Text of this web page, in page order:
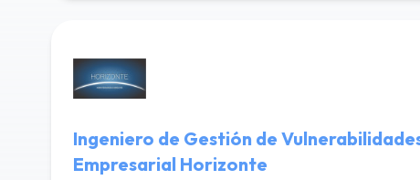
Ingeniero de Gestión de
Empresarial Horizonte